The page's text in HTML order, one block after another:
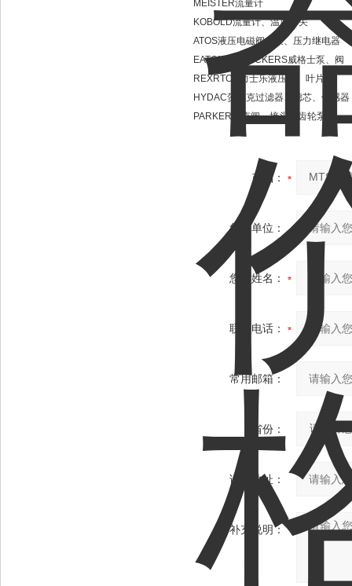
MEISTER流量计
KOBOLD流量计、温度开关
ATOS液压电磁阀、泵、压力继电器
EATON伊顿/VICKERS威格士泵、阀
REXRTOH力士乐液压阀、叶片泵
HYDAC贺德克过滤器、滤芯、传感器
PARKER派克阀、接头、齿轮泵
产品：
您的单位：
您的姓名：
联系电话：
常用邮箱：
省份：
详细地址：
补充说明：